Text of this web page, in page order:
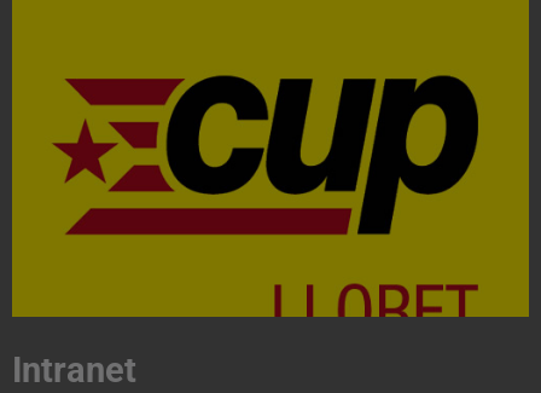
Contacta'ns i treballa per fer realitat el projecte de
l'esquerra independentista i anticapitalista
CONTACTA
Intranet